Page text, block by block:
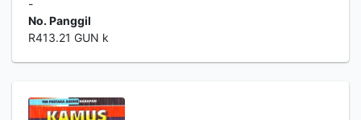
-
No. Panggil
R413.21 GUN k